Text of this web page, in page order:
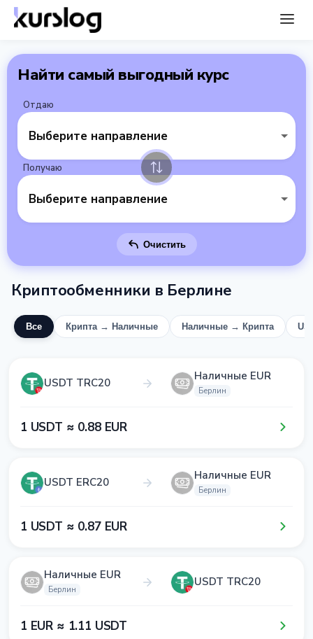
Найти самый выгодный курс
Отдаю
Выберите направление
Получаю
Выберите направление
Очистить
Криптообменники в Берлине
Все Крипта → Наличные Наличные → Крипта
USDT TRC20 Наличные EUR
Берлин
1​ USDT ≈ 0​.8​8​ EUR
USDT ERC20 Наличные EUR
Берлин
1​ USDT ≈ 0​.8​7​ EUR
Наличные EUR
Берлин
USDT TRC20
1​ EUR ≈ 1​.1​1​ USDT